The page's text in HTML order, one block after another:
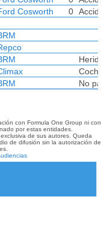
Cosworth 0
No
con Formula One Group ni con
por estas entidades.
de sus autores. Queda
de difusión sin la autorización de